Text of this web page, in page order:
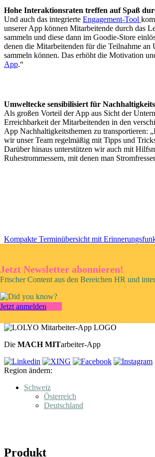
Hohe Interaktionsraten treffen auf Spaß
Und auch das integrierte Engagement-Tool
unserer App können Mitarbeitende durch das
sammeln und diese dann im Goodie-Store
denen die Mitarbeitenden für die Teilnahme
sammeln können. Das erhöht die Motivation
App.“
Umweltecke sensibilisiert für
Als großen Vorteil der App aus Sicht der
Erreichbarkeit der Mitarbeitenden in den
App Nachhaltigkeitsthemen zu transportieren:
wir unser Team regelmäßig mit Tipps und
Darüber hinaus unterstützen wir auch mit
Ruhestrommessern, mit denen man
Kompakte Terminübersicht mit
Jetzt Newsletter abonnieren!
Frischer Content aus den Bereichen HR und
Jetzt anmelden
Die MACH MITarbeiter-App
Region ändern:
Schweiz
Österreich
Deutschland
Produkt